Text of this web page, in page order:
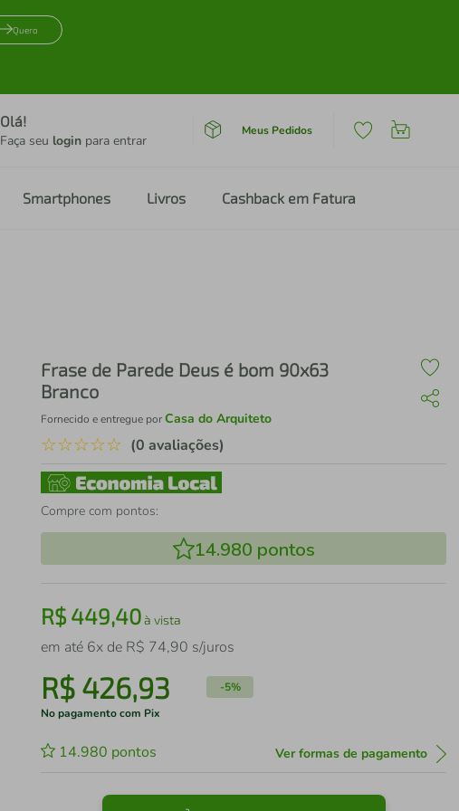
Quero
Olá!
Faça seu login para entrar
Meus Pedidos
Smartphones Livros Cashback em Fatura
Frase de Parede Deus é bom 90x63
Branco
Fornecido e entregue porCasa do Arquiteto
☆☆☆☆☆ (0 avaliações)
Compre com pontos:
14.980 pontos
R$449,40à vista
em até 6x de R$ 74,90 s/juros
R$ 426,93 -5%
No pagamento com Pix
14.980 pontos Ver formas de pagamento